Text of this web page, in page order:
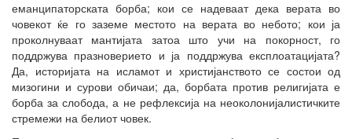
еманципаторската борба; кои се надеваат дека верата во
човекот ќе го заземе местото на верата во небото; кои ја
проколнуваат мантијата затоа што учи на покорност, го
поддржува празноверието и ја поддржува експлоатацијата?
Да, историјата на исламот и христијанството се состои од
мизогини и сурови обичаи; да, борбата против религијата е
борба за слобода, а не рефлексија на неоколонијалистичките
стремежи на белиот човек.